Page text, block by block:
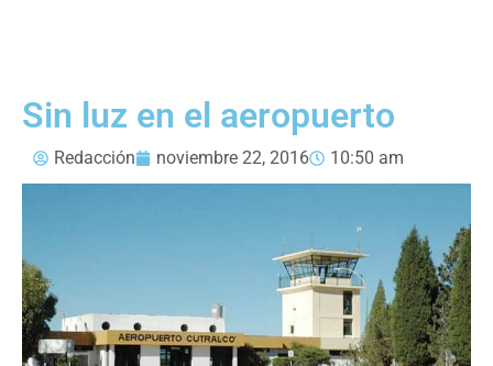
Sin luz en el aeropuerto
Redacción noviembre 22, 2016 10:50 am